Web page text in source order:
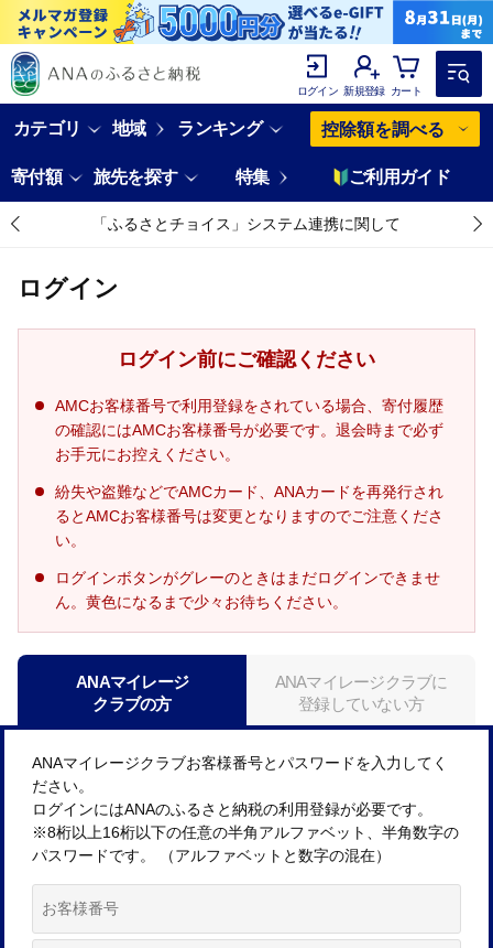
ログイン 新規登録 カート
カテゴリ 地域 ランキング 控除額を調べる
寄付額 旅先を探す 特集 ご利用ガイド
「ふるさとチョイス」システム連携に関して
ログイン
ログイン前にご確認ください
AMCお客様番号で利用登録をされている場合、寄付履歴
の確認にはAMCお客様番号が必要です。退会時まで必ず
お手元にお控えください。
紛失や盗難などでAMCカード、ANAカードを再発行され
るとAMCお客様番号は変更となりますのでご注意くださ
い。
ログインボタンがグレーのときはまだログインできませ
ん。黄色になるまで少々お待ちください。
ANAマイレージ
クラブの方
ANAマイレージクラブに
登録していない方
ANAマイレージクラブお客様番号とパスワードを入力してく
ださい。
ログインにはANAのふるさと納税の利用登録が必要です。
※8桁以上16桁以下の任意の半角アルファベット、半角数字の
パスワードです。 （アルファベットと数字の混在）